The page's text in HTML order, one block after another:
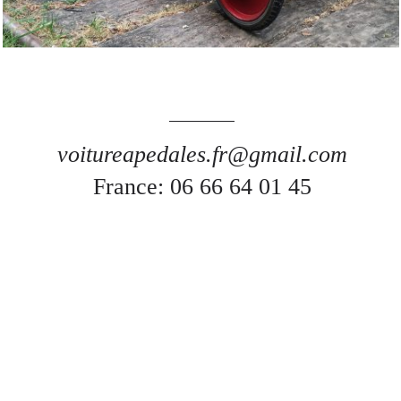
voitureapedales.fr@gmail.com
France: 06 66 64 01 45